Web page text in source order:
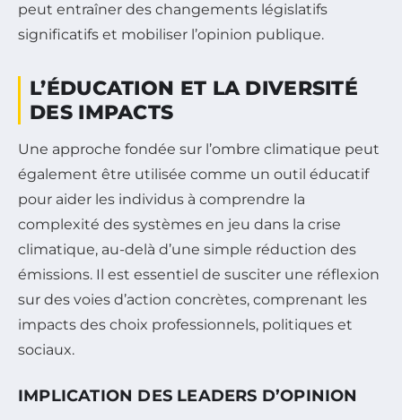
peut entraîner des changements législatifs
significatifs et mobiliser l’opinion publique.
L’ÉDUCATION ET LA DIVERSITÉ
DES IMPACTS
Une approche fondée sur l’ombre climatique peut
également être utilisée comme un outil éducatif
pour aider les individus à comprendre la
complexité des systèmes en jeu dans la crise
climatique, au-delà d’une simple réduction des
émissions. Il est essentiel de susciter une réflexion
sur des voies d’action concrètes, comprenant les
impacts des choix professionnels, politiques et
sociaux.
IMPLICATION DES LEADERS D’OPINION